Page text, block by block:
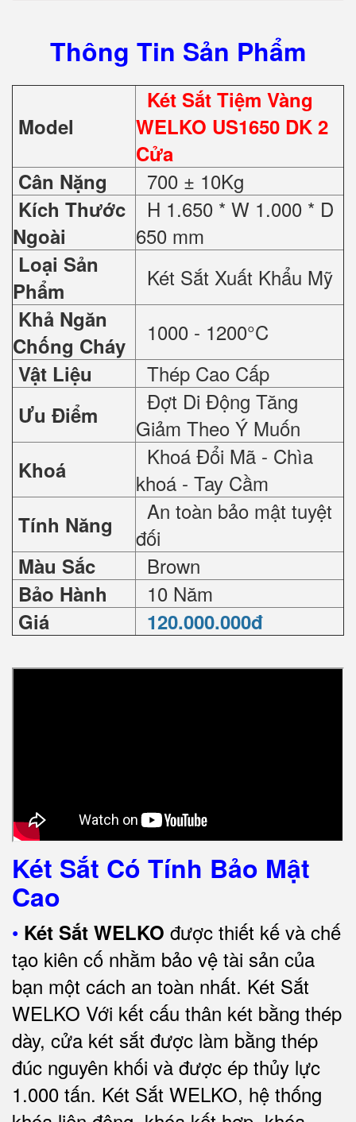
Thông Tin Sản Phẩm
Model
Két Sắt Tiệm Vàng
WELKO US1650 DK 2
Cửa
Cân Nặng
700 ± 10Kg
Kích Thước
Ngoài
H 1.650 * W 1.000 * D
650 mm
Loại Sản
Phẩm
Két Sắt Xuất Khẩu Mỹ
Khả Ngăn
Chống Cháy
1000 - 1200°C
Vật Liệu Thép Cao Cấp
Ưu Điểm
Đợt Di Động Tăng
Giảm Theo Ý Muốn
Khoá
Khoá Đổi Mã - Chìa
khoá - Tay Cầm
Tính Năng
An toàn bảo mật tuyệt
đối
Màu Sắc Brown
Bảo Hành 10 Năm
Giá 120.000.000đ
Két Sắt Có Tính Bảo Mật
Cao
• Két Sắt WELKO được thiết kế và chế
tạo kiên cố nhằm bảo vệ tài sản của
bạn một cách an toàn nhất. Két Sắt
WELKO Với kết cấu thân két bằng thép
dày, cửa két sắt được làm bằng thép
đúc nguyên khối và được ép thủy lực
1.000 tấn. Két Sắt WELKO, hệ thống